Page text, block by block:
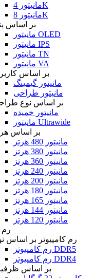
مانیتور 4K
مانیتور 8K
بر اساس
مانیتور OLED
مانیتور IPS
مانیتور TN
مانیتور VA
بر اساس
مانیتور گیمینگ
مانیتور طراحی
بر اساس نوع
مانیتور خمیده
مانیتور Ultrawide
بر اساس
مانیتور 480 هرتز
مانیتور 380 هرتز
مانیتور 360 هرتز
مانیتور 240 هرتز
مانیتور 200 هرتز
مانیتور 180 هرتز
مانیتور 165 هرتز
مانیتور 144 هرتز
مانیتور 120 هرتز
رم
رم کامپیوتر بر اساس
رم کامپیوتر DDR5
رم کامپیوتر DDR4
بر اساس